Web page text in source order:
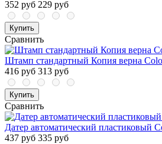
352 руб 229 руб
Купить
Сравнить
Штамп стандартный Копия верна
416 руб 313 руб
Купить
Сравнить
Датер автоматический пластиковый
437 руб 335 руб